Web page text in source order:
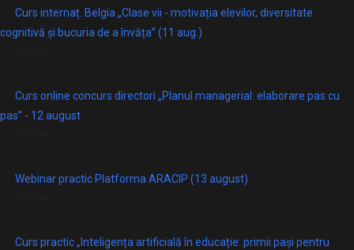
Curs internaț. Belgia „Clase vii - motivația elevilor, diversitate
cognitivă și bucuria de a învăța” (11 aug.)
Curs online concurs directori „Planul managerial: elaborare pas cu
pas” - 12 august
Webinar practic Platforma ARACIP (13 august)
Curs practic „Inteligența artificială în educație: primii pași pentru